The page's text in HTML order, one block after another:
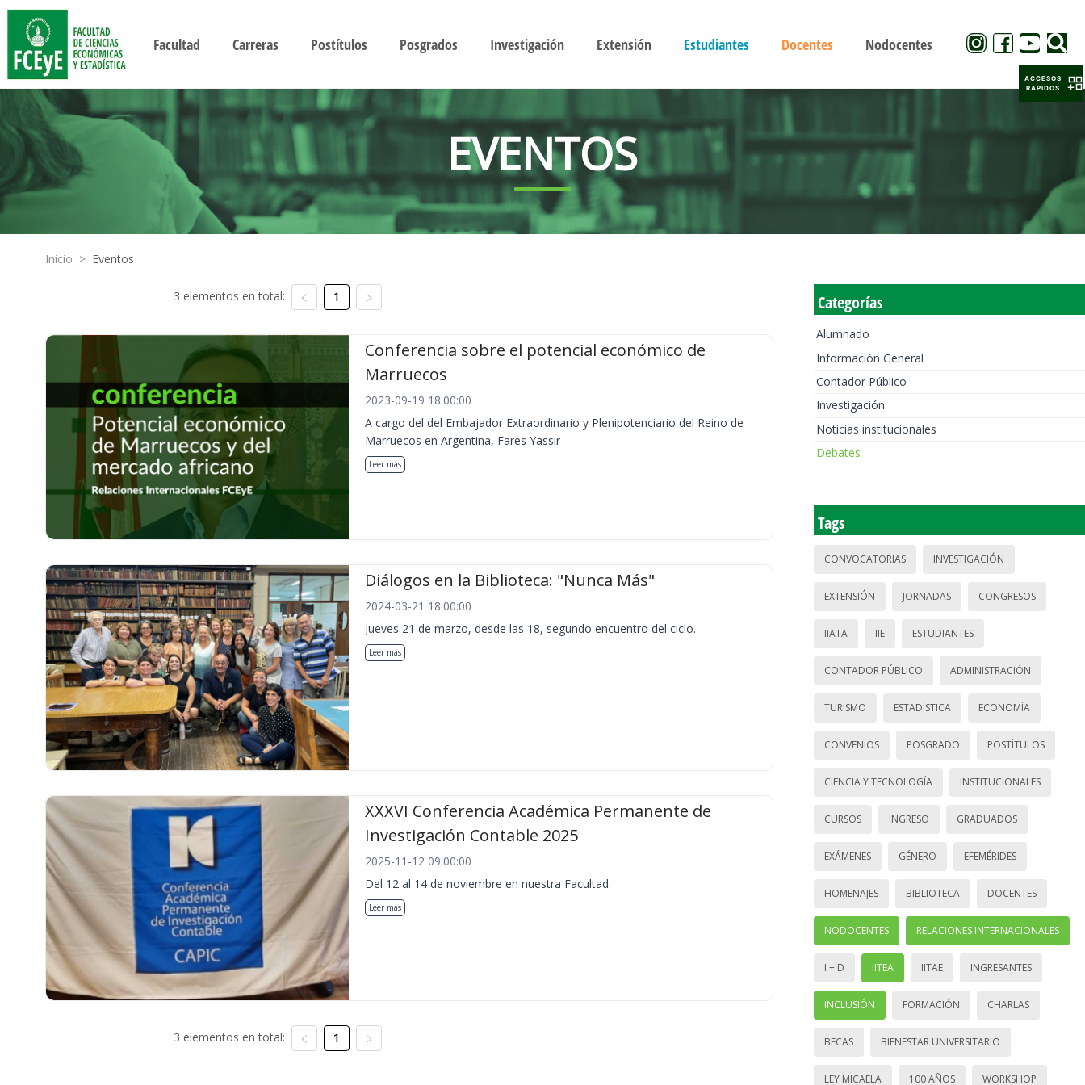
Facultad Carreras Postítulos Posgrados Investigación Extensión Estudiantes Docentes Nodocentes
EVENTOS
Inicio > Eventos
3 elementos en total: 1
Conferencia sobre el potencial económico de
Marruecos
2023-09-19 18:00:00
A cargo del del Embajador Extraordinario y Plenipotenciario del Reino de
Marruecos en Argentina, Fares Yassir
Leer más
Diálogos en la Biblioteca: "Nunca Más"
2024-03-21 18:00:00
Jueves 21 de marzo, desde las 18, segundo encuentro del ciclo.
Leer más
XXXVI Conferencia Académica Permanente de
Investigación Contable 2025
2025-11-12 09:00:00
Del 12 al 14 de noviembre en nuestra Facultad.
Leer más
3 elementos en total: 1
Categorías
Alumnado
Información General
Contador Público
Investigación
Noticias institucionales
Debates
Tags
CONVOCATORIAS INVESTIGACIÓN
EXTENSIÓN JORNADAS CONGRESOS
IIATA IIE ESTUDIANTES
CONTADOR PÚBLICO ADMINISTRACIÓN
TURISMO ESTADÍSTICA ECONOMÍA
CONVENIOS POSGRADO POSTÍTULOS
CIENCIA Y TECNOLOGÍA INSTITUCIONALES
CURSOS INGRESO GRADUADOS
EXÁMENES GÉNERO EFEMÉRIDES
HOMENAJES BIBLIOTECA DOCENTES
NODOCENTES RELACIONES INTERNACIONALES
I + D IITEA IITAE INGRESANTES
INCLUSIÓN FORMACIÓN CHARLAS
BECAS BIENESTAR UNIVERSITARIO
LEY MICAELA 100 AÑOS WORKSHOP
ACCESOS
RAPIDOS